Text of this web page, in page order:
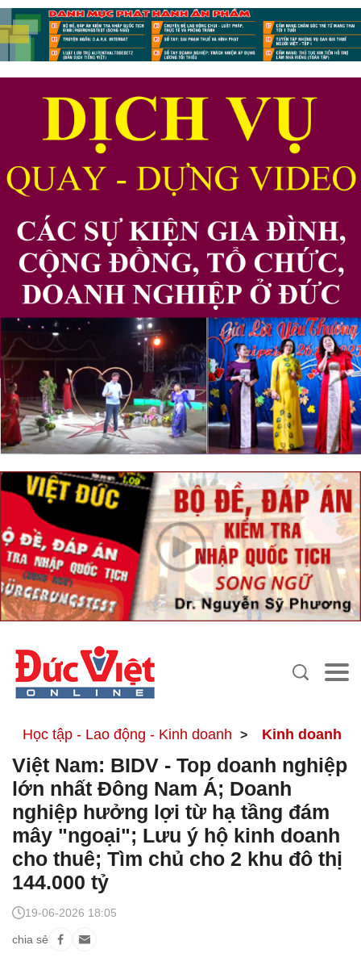
Học tập - Lao động - Kinh doanh Kinh doanh
Việt Nam: BIDV - Top doanh nghiệp
lớn nhất Đông Nam Á; Doanh
nghiệp hưởng lợi từ hạ tầng đám
mây "ngoại"; Lưu ý hộ kinh doanh
cho thuê; Tìm chủ cho 2 khu đô thị
144.000 tỷ
chia sẻ
19-06-2026 18:05